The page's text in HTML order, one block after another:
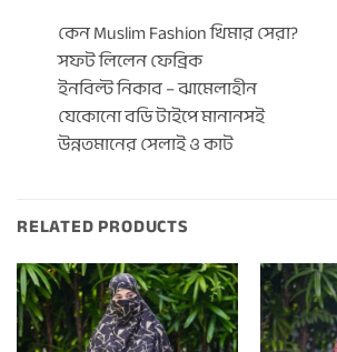
কেন Muslim Fashion খিমার সেরা?
সফট লিলেন ফেব্রিক
ইনবিল্ট নিকাব – ঝামেলাহীন
যেকোনো বডি টাইপে মানানসই
উন্নতমানের সেলাই ও কাট
RELATED PRODUCTS